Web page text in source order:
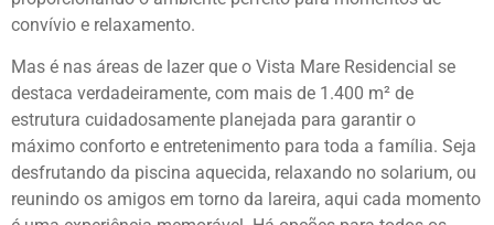
convívio e relaxamento.
Mas é nas áreas de lazer que o Vista Mare Residencial se
destaca verdadeiramente, com mais de 1.400 m² de
estrutura cuidadosamente planejada para garantir o
máximo conforto e entretenimento para toda a família. Seja
desfrutando da piscina aquecida, relaxando no solarium, ou
reunindo os amigos em torno da lareira, aqui cada momento